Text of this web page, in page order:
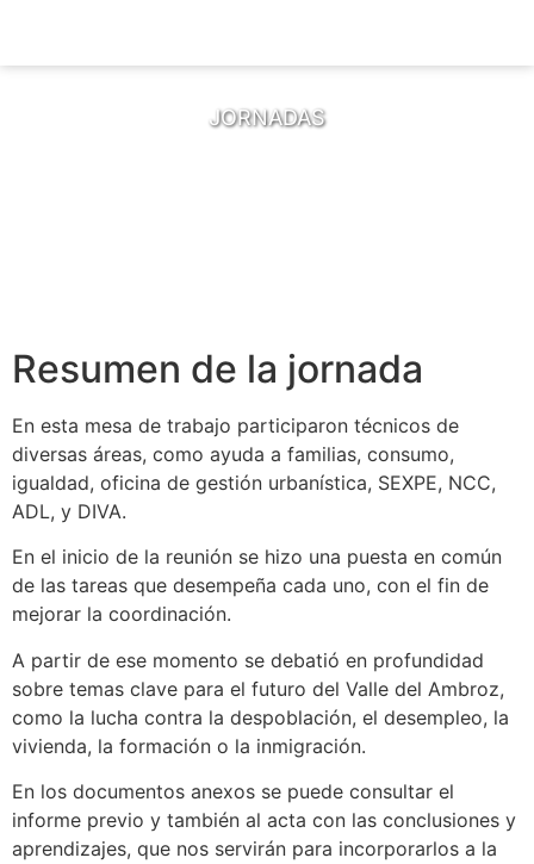
JORNADAS
Resumen de la jornada
En esta mesa de trabajo participaron técnicos de
diversas áreas, como ayuda a familias, consumo,
igualdad, oficina de gestión urbanística, SEXPE, NCC,
ADL, y DIVA.
En el inicio de la reunión se hizo una puesta en común
de las tareas que desempeña cada uno, con el fin de
mejorar la coordinación.
A partir de ese momento se debatió en profundidad
sobre temas clave para el futuro del Valle del Ambroz,
como la lucha contra la despoblación, el desempleo, la
vivienda, la formación o la inmigración.
En los documentos anexos se puede consultar el
informe previo y también al acta con las conclusiones y
aprendizajes, que nos servirán para incorporarlos a la